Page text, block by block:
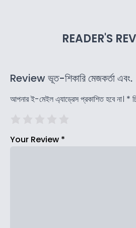
READER'S
Review ভূত-শিকারি মেজকর্তা এবং.
আপনার ই-মেইল এ্যাড্রেস প্রকাশিত হবে না। *
Your Review *